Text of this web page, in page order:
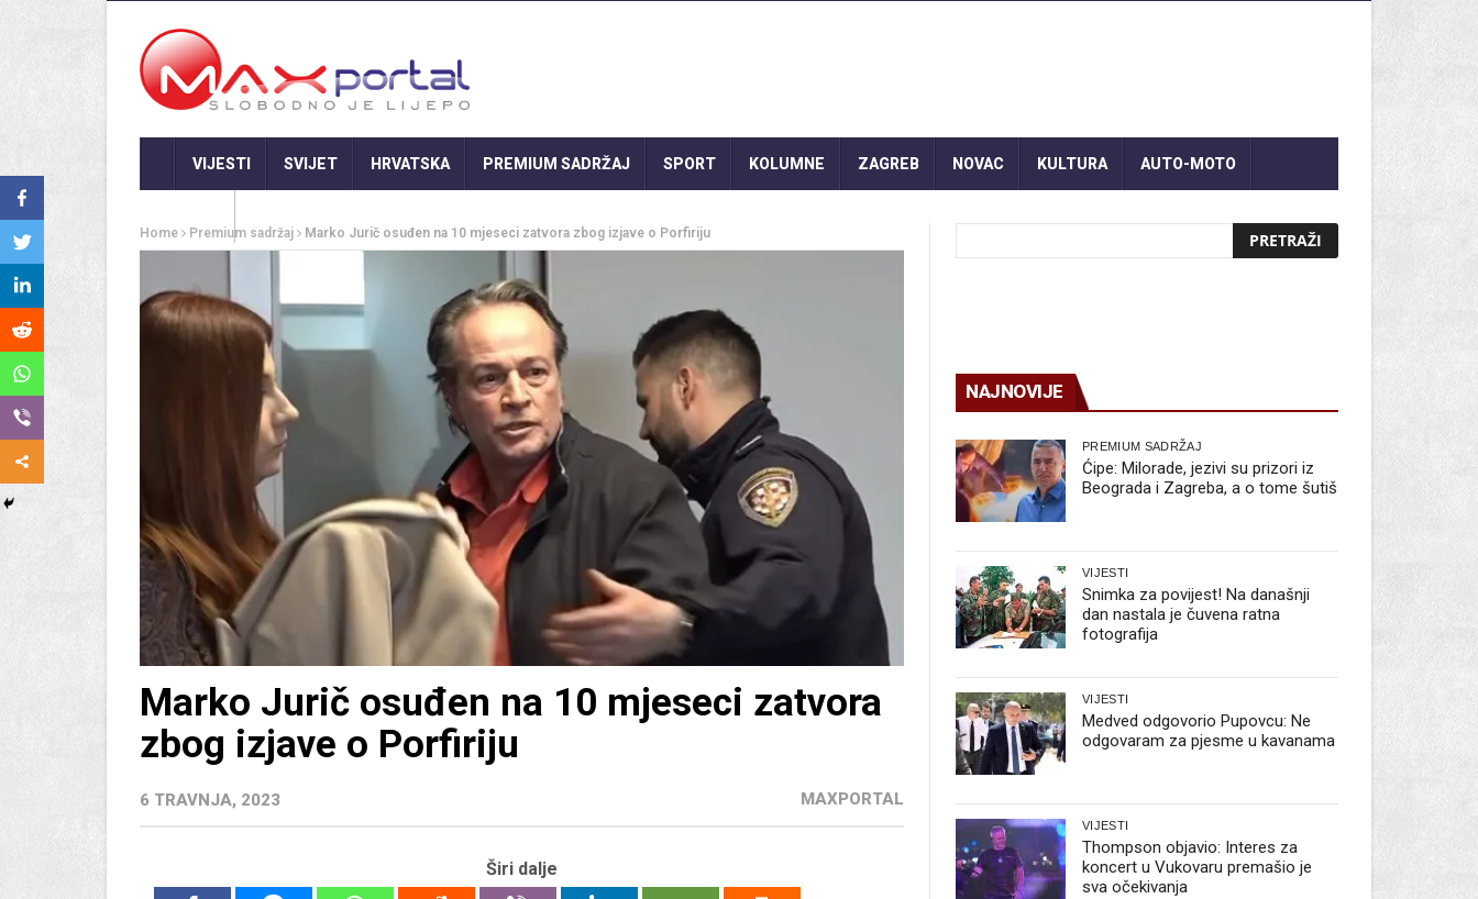
VIJESTI SVIJET HRVATSKA PREMIUM SADRŽAJ SPORT KOLUMNE ZAGREB NOVAC KULTURA AUTO-MOTO
Home Premium sadržaj Marko Jurič osuđen na 10 mjeseci zatvora zbog izjave o Porfiriju
Marko Jurič osuđen na 10 mjeseci zatvora
zbog izjave o Porfiriju
6 TRAVNJA, 2023 MAXPORTAL
Širi dalje
NAJNOVIJE
PREMIUM SADRŽAJ
Ćipe: Milorade, jezivi su prizori iz
Beograda i Zagreba, a o tome šutiš
VIJESTI
Snimka za povijest! Na današnji
dan nastala je čuvena ratna
fotografija
VIJESTI
Medved odgovorio Pupovcu: Ne
odgovaram za pjesme u kavanama
VIJESTI
Thompson objavio: Interes za
koncert u Vukovaru premašio je
sva očekivanja